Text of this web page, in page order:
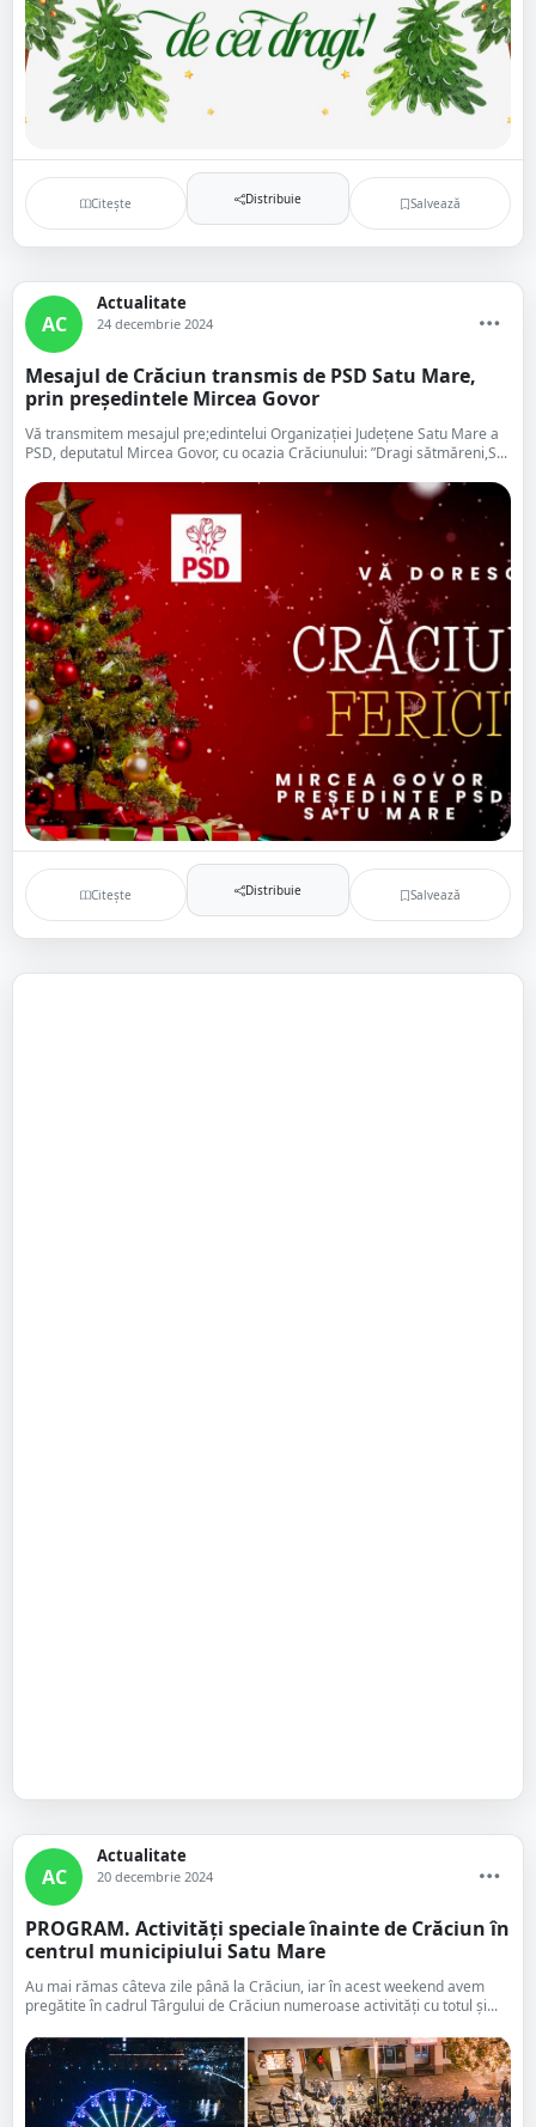
Citește Distribuie Salvează
AC
Actualitate
24 decembrie 2024
Mesajul de Crăciun transmis de PSD Satu Mare,
prin președintele Mircea Govor
Vă transmitem mesajul pre;edintelui Organizației Județene Satu Mare a
PSD, deputatul Mircea Govor, cu ocazia Crăciunului: ”Dragi sătmăreni,S...
Citește Distribuie Salvează
AC
Actualitate
20 decembrie 2024
PROGRAM. Activități speciale înainte de Crăciun în
centrul municipiului Satu Mare
Au mai rămas câteva zile până la Crăciun, iar în acest weekend avem
pregătite în cadrul Târgului de Crăciun numeroase activități cu totul și...